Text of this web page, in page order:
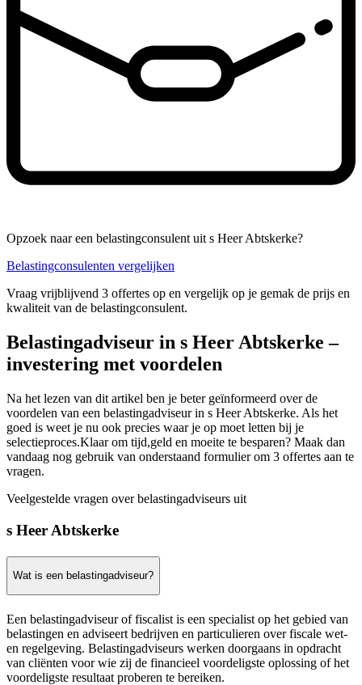
Opzoek naar een belastingconsulent uit s Heer Abtskerke?
Belastingconsulenten vergelijken
Vraag vrijblijvend 3 offertes op en vergelijk op je gemak de prijs en
kwaliteit van de belastingconsulent.
Belastingadviseur in s Heer Abtskerke –
investering met voordelen
Na het lezen van dit artikel ben je beter geïnformeerd over de
voordelen van een belastingadviseur in s Heer Abtskerke. Als het
goed is weet je nu ook precies waar je op moet letten bij je
selectieproces.Klaar om tijd,geld en moeite te besparen? Maak dan
vandaag nog gebruik van onderstaand formulier om 3 offertes aan te
vragen.
Veelgestelde vragen over belastingadviseurs uit
s Heer Abtskerke
Wat is een belastingadviseur?
Een belastingadviseur of fiscalist is een specialist op het gebied van
belastingen en adviseert bedrijven en particulieren over fiscale wet-
en regelgeving. Belastingadviseurs werken doorgaans in opdracht
van cliënten voor wie zij de financieel voordeligste oplossing of het
voordeligste resultaat proberen te bereiken.